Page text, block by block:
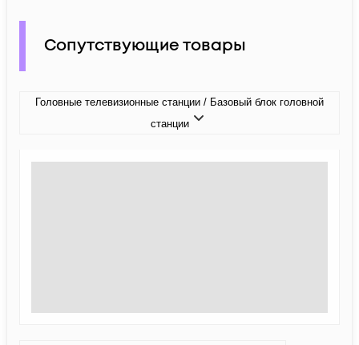
Сопутствующие товары
Головные телевизионные станции / Базовый блок головной
станции